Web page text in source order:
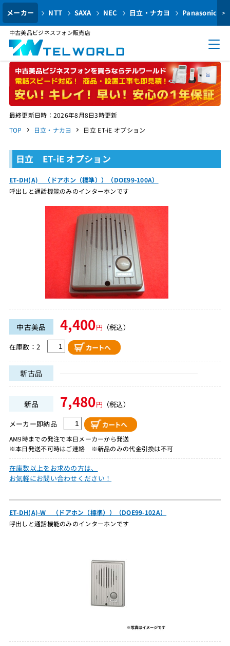
メーカー NTT SAXA NEC 日立・ナカヨ Panasonic >
中古美品ビジネスフォン販売店
最終更新日時：2026年8月8日3時更新
TOP
日立・ナカヨ 日立 ET-iE オプション
日立 ET-iE オプション
ET-DH(A) （ドアホン（標準））（DOE99-100A）
呼出しと通話機能のみのインターホンです
中古美品 4,400円 （税込）
在庫数：2
新古品
新品 7,480円 （税込）
メーカー即納品
AM9時までの発注で本日メーカーから発送
※本日発送不可時はご連絡 ※新品のみの代金引換は不可
在庫数以上をお求めの方は、
お気軽にお問い合わせください！
ET-DH(A)-W （ドアホン（標準））（DOE99-102A）
呼出しと通話機能のみのインターホンです